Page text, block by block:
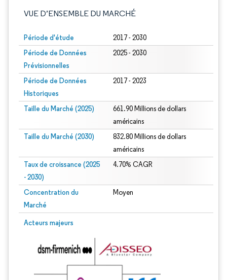
VUE D’ENSEMBLE DU MARCHÉ
Période d'étude 2017 - 2030
Période de Données
Prévisionnelles
2025 - 2030
Période de Données
Historiques
2017 - 2023
Taille du Marché (2025)
661.90 Millions de dollars
américains
Taille du Marché (2030)
832.80 Millions de dollars
américains
Taux de croissance (2025
- 2030)
4.70% CAGR
Concentration du
Marché
Moyen
Acteurs majeurs
Image © Mordor Intelligence. La réutilisation nécessite une attribution sous CC